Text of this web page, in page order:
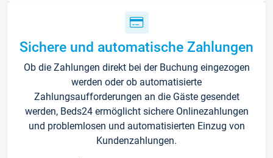
Sichere und automatische Zahlungen
Ob die Zahlungen direkt bei der Buchung eingezogen
werden oder ob automatisierte
Zahlungsaufforderungen an die Gäste gesendet
werden, Beds24 ermöglicht sichere Onlinezahlungen
und problemlosen und automatisierten Einzug von
Kundenzahlungen.